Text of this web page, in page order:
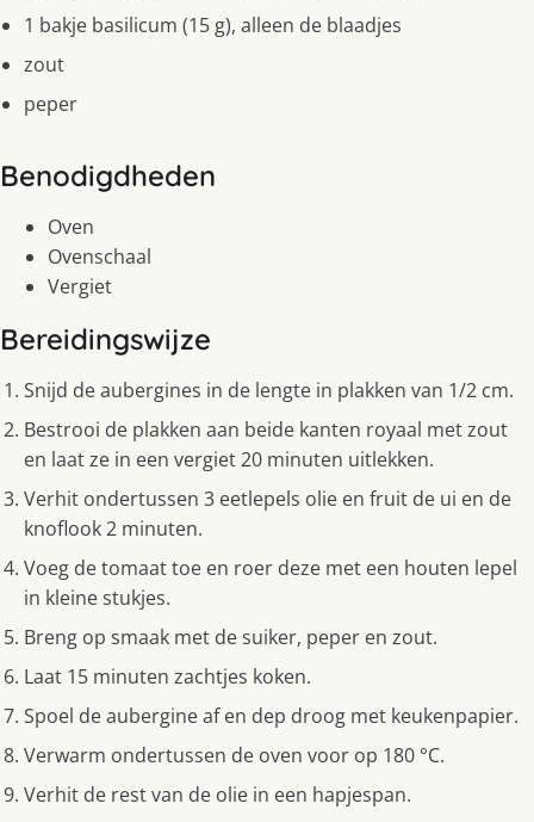
1 bakje basilicum (15 g), alleen de blaadjes
zout
peper
Benodigdheden
Oven
Ovenschaal
Vergiet
Bereidingswijze
Snijd de aubergines in de lengte in plakken van 1/2 cm.
Bestrooi de plakken aan beide kanten royaal met zout
en laat ze in een vergiet 20 minuten uitlekken.
Verhit ondertussen 3 eetlepels olie en fruit de ui en de
knoflook 2 minuten.
Voeg de tomaat toe en roer deze met een houten lepel
in kleine stukjes.
Breng op smaak met de suiker, peper en zout.
Laat 15 minuten zachtjes koken.
Spoel de aubergine af en dep droog met keukenpapier.
Verwarm ondertussen de oven voor op 180 °C.
Verhit de rest van de olie in een hapjespan.